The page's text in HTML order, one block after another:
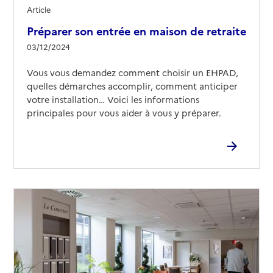
Adresse
44 avenue de Brancolar
04 93 83 57 07
Contact
Source des données : Finess n° 060783008
EHPAD Maria Helena
Adresse
51 boulevard Pasteur
06000-Nice
Préparer son entrée en maison de retraite
03/12/2024
Article
Vous vous demandez comment choisir un EHPAD,
quelles démarches accomplir, comment anticiper
votre installation… Voici les informations
principales pour vous aider à vous y préparer.